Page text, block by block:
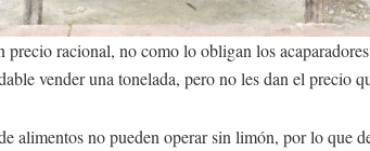
racional, no como lo obligan los
vender una tonelada, pero no les dan el precio
alimentos no pueden operar sin limón, por lo que